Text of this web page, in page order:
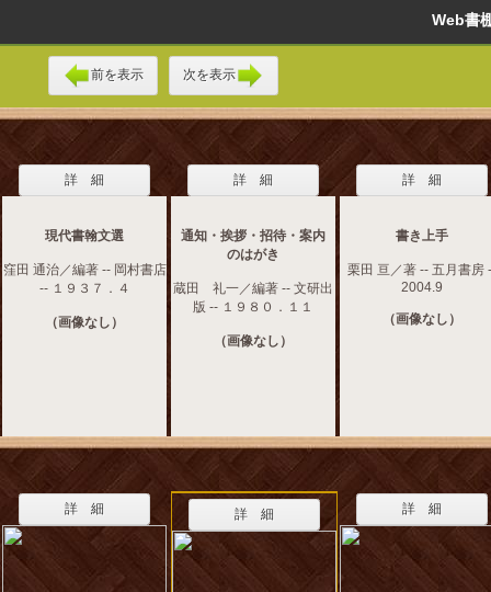
Web
前を表示 次を表示
詳 細
現代書翰文選
窪田 通治／編著 -- 岡村書店
-- １９３７．４
（画像なし）
詳 細
通知・挨拶・招待・案内
のはがき
蔵田 礼一／編著 -- 文研出
版 -- １９８０．１１
（画像なし）
詳 細
書き上手
栗田 亘／著 -- 五月書房
2004.9
（画像なし）
詳 細 詳 細 詳 細